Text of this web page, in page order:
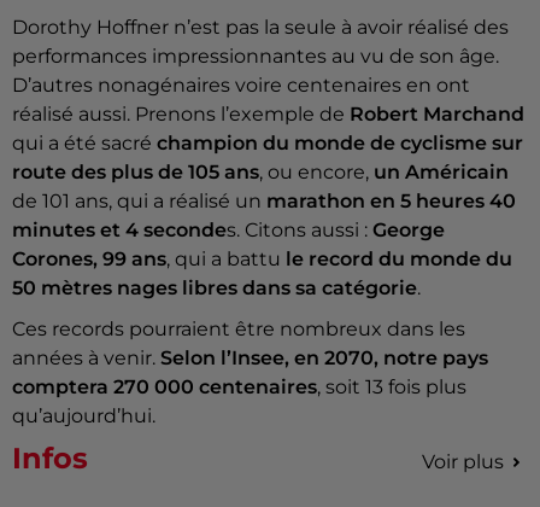
Dorothy Hoffner n’est pas la seule à avoir réalisé des
performances impressionnantes au vu de son âge.
D’autres nonagénaires voire centenaires en ont
réalisé aussi. Prenons l’exemple de Robert Marchand
qui a été sacré champion du monde de cyclisme sur
route des plus de 105 ans, ou encore, un Américain
de 101 ans, qui a réalisé un marathon en 5 heures 40
minutes et 4 secondes. Citons aussi : George
Corones, 99 ans, qui a battu le record du monde du
50 mètres nages libres dans sa catégorie.
Ces records pourraient être nombreux dans les
années à venir. Selon l’Insee, en 2070, notre pays
comptera 270 000 centenaires, soit 13 fois plus
qu’aujourd’hui.
Infos Voir plus